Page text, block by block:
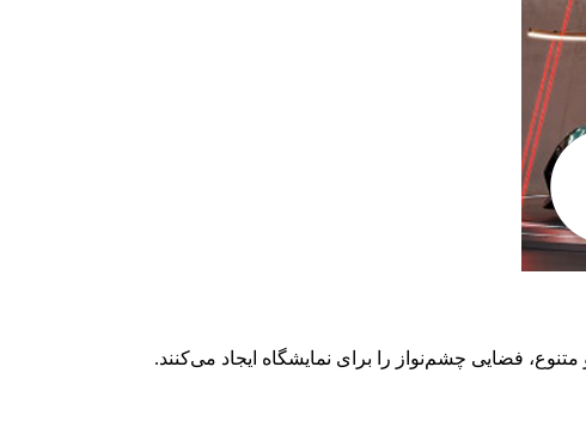
فضایی چشم‌نواز را برای نمایشگاه ایجاد می‌کنند.